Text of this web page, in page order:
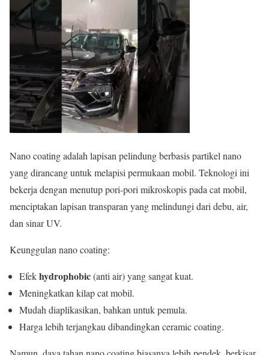
Nano coating adalah lapisan pelindung berbasis partikel nano
yang dirancang untuk melapisi permukaan mobil. Teknologi ini
bekerja dengan menutup pori-pori mikroskopis pada cat mobil,
menciptakan lapisan transparan yang melindungi dari debu, air,
dan sinar UV.
Keunggulan nano coating:
Efekhydrophobic(anti air) yang sangat kuat.
Meningkatkan kilap cat mobil.
Mudah diaplikasikan, bahkan untuk pemula.
Harga lebih terjangkau dibandingkan ceramic coating.